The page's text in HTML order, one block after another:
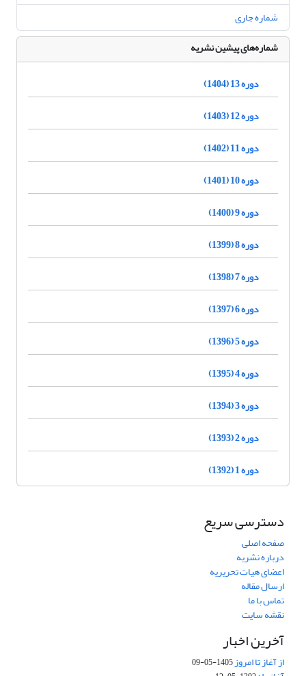
شماره جاری
شماره‌های پیشین نشریه
دوره 13 (1404)
دوره 12 (1403)
دوره 11 (1402)
دوره 10 (1401)
دوره 9 (1400)
دوره 8 (1399)
دوره 7 (1398)
دوره 6 (1397)
دوره 5 (1396)
دوره 4 (1395)
دوره 3 (1394)
دوره 2 (1393)
دوره 1 (1392)
دسترسی سریع
صفحه اصلی
درباره نشریه
اعضای هیات تحریریه
ارسال مقاله
تماس با ما
نقشه سایت
آخرین اخبار
از آغاز تا امروز1405-05-09